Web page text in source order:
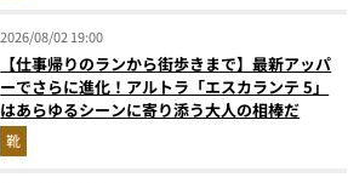
2026/08/02 19:00
【仕事帰りのランから街歩きまで】最新アッパ
ーでさらに進化！アルトラ「エスカランテ 5」
はあらゆるシーンに寄り添う大人の相棒だ
靴